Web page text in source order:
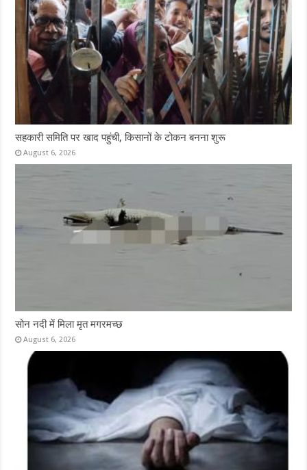
सहकारी समिति पर खाद पहुंची, किसानों के टोकन बनना शुरू
August 6, 2026
सोन नदी में मिला मृत मगरमच्छ
August 6, 2026